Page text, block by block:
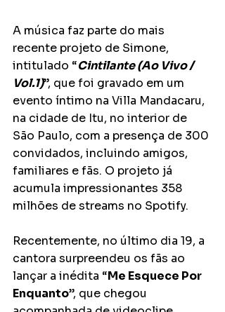
A música faz parte do mais
recente projeto de Simone,
intitulado “Cintilante (Ao Vivo /
Vol.1)”, que foi gravado em um
evento íntimo na Villa Mandacaru,
na cidade de Itu, no interior de
São Paulo, com a presença de 300
convidados, incluindo amigos,
familiares e fãs. O projeto já
acumula impressionantes 358
milhões de streams no Spotify.
Recentemente, no último dia 19, a
cantora surpreendeu os fãs ao
lançar a inédita “Me Esquece Por
Enquanto”, que chegou